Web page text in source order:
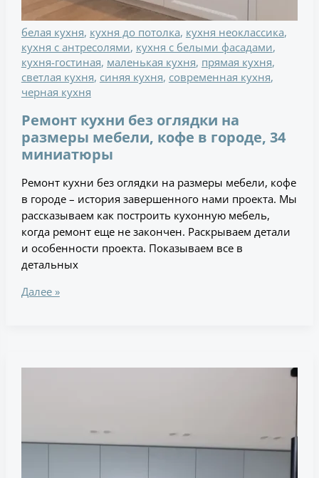
белая кухня, кухня до потолка, кухня неоклассика,
кухня с антресолями, кухня с белыми фасадами,
кухня-гостиная, маленькая кухня, прямая кухня,
светлая кухня, синяя кухня, современная кухня,
черная кухня
Ремонт кухни без оглядки на
размеры мебели, кофе в городе, 34
миниатюры
Ремонт кухни без оглядки на размеры мебели, кофе
в городе – история завершенного нами проекта. Мы
рассказываем как построить кухонную мебель,
когда ремонт еще не закончен. Раскрываем детали
и особенности проекта. Показываем все в
детальных
Далее »
в